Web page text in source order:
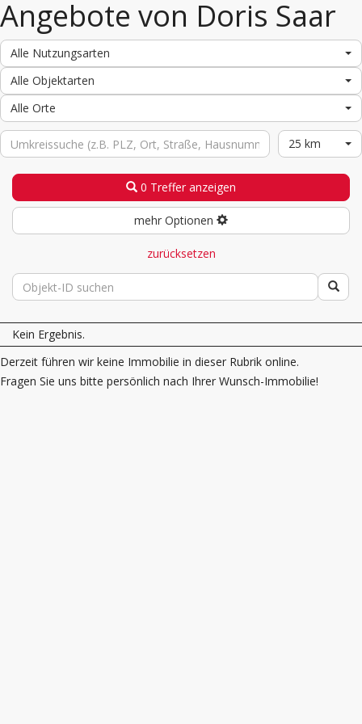
Angebote von Doris Saar
Alle Nutzungsarten
Alle Objektarten
Alle Orte
25 km
0 Treffer anzeigen
mehr Optionen
zurücksetzen
Kein Ergebnis.
Derzeit führen wir keine Immobilie in dieser Rubrik online.
Fragen Sie uns bitte persönlich nach Ihrer Wunsch-Immobilie!